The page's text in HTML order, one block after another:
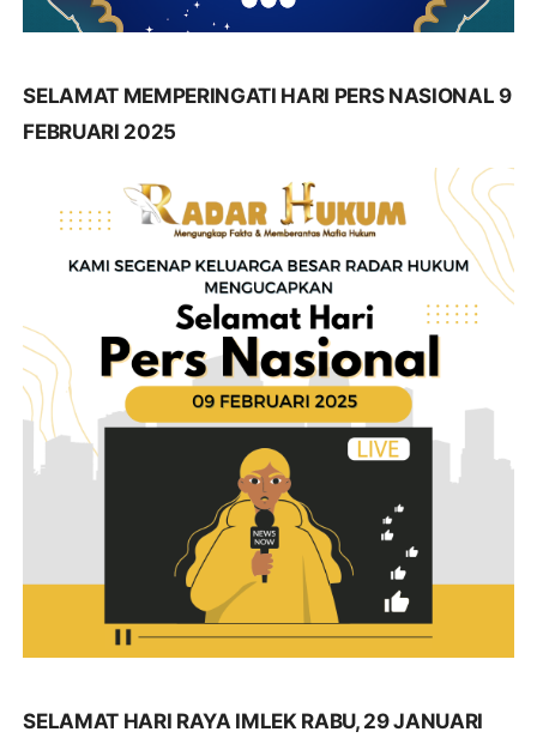
SELAMAT MEMPERINGATI HARI PERS NASIONAL 9
FEBRUARI 2025
SELAMAT HARI RAYA IMLEK RABU, 29 JANUARI